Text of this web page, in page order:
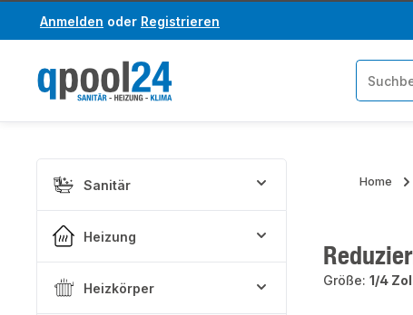
Hauptinhalt springen
Zur Suche springen
Anmelden oder Registrieren
Sanitär
Heizung
Heizkörper
Home
Größe: 1/4